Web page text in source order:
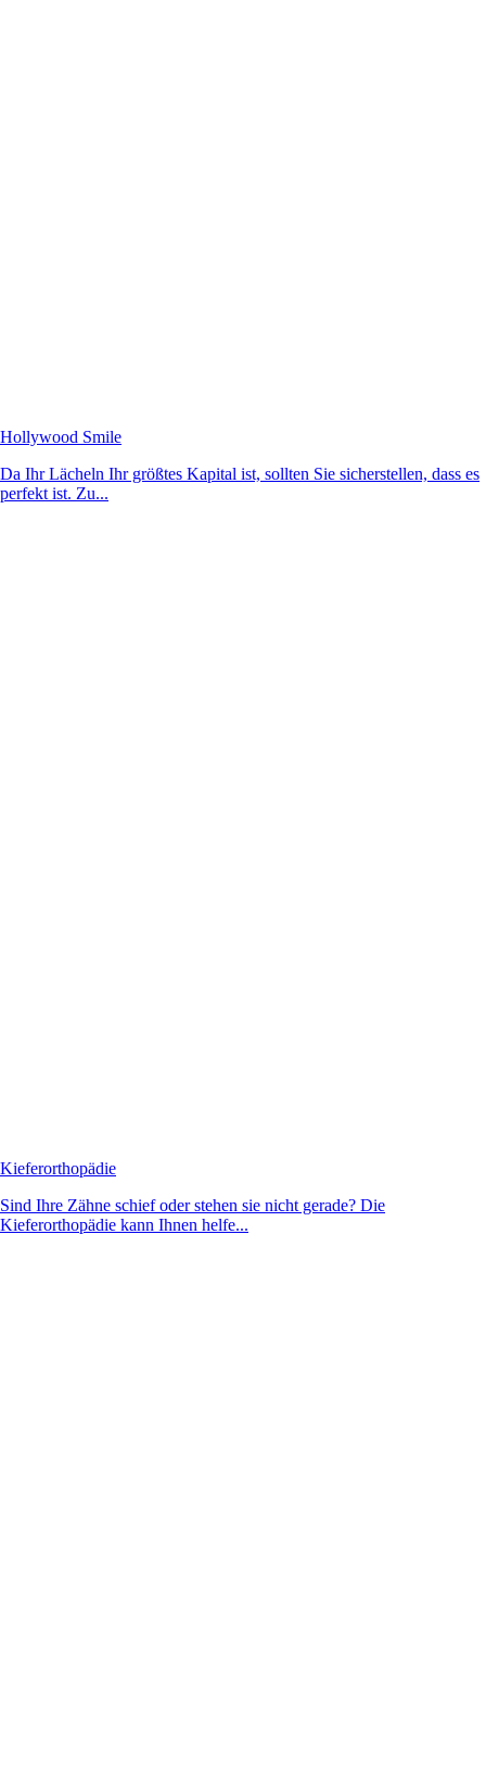
Hollywood Smile
Da Ihr Lächeln Ihr größtes Kapital ist, sollten Sie sicherstellen, dass es
perfekt ist. Zu...
Kieferorthopädie
Sind Ihre Zähne schief oder stehen sie nicht gerade? Die
Kieferorthopädie kann Ihnen helfe...